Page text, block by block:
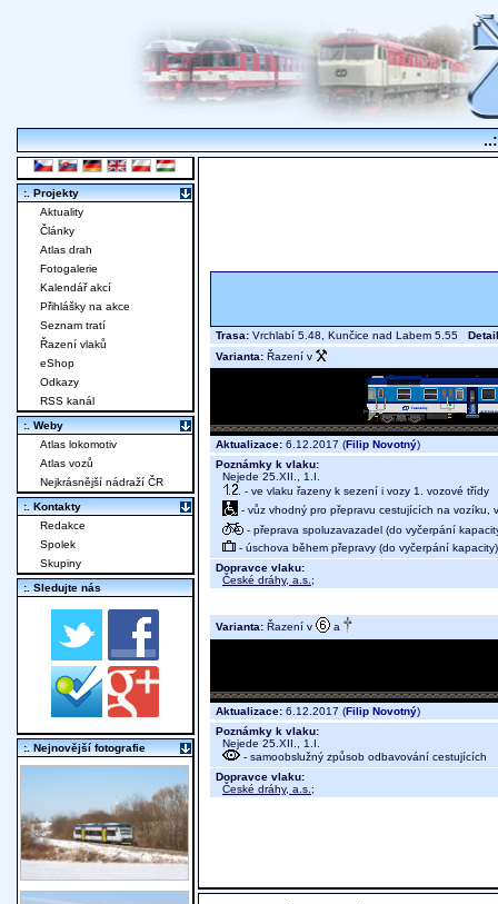
Trasa: Vrchlabí 5.48, Kunčice nad Labem 5.55
Varianta: Řazení v
Aktualizace: 6.12.2017 (Filip Novotný)
Poznámky k vlaku:
Nejede 25.XII., 1.I.
- ve vlaku řazeny k sezení i vozy 1. vozové třídy
- vůz vhodný pro přepravu cestujících na vozíku,
- přeprava spoluzavazadel (do vyčerpání
- úschova během přepravy (do vyčerpání kapacity)
Dopravce vlaku:
České dráhy, a.s. ;
Varianta: Řazení v a
Aktualizace: 6.12.2017 (Filip Novotný)
Poznámky k vlaku:
Nejede 25.XII., 1.I.
- samoobslužný způsob odbavování cestujících
Dopravce vlaku:
České dráhy, a.s. ;
:. Projekty
Aktuality
Články
Atlas drah
Fotogalerie
Kalendář akcí
Přihlášky na akce
Seznam tratí
Řazení vlaků
eShop
Odkazy
RSS kanál
:. Weby
Atlas lokomotiv
Atlas vozů
Nejkrásnější nádraží ČR
:. Kontakty
Redakce
Spolek
Skupiny
:. Sledujte nás
:. Nejnovější fotografie